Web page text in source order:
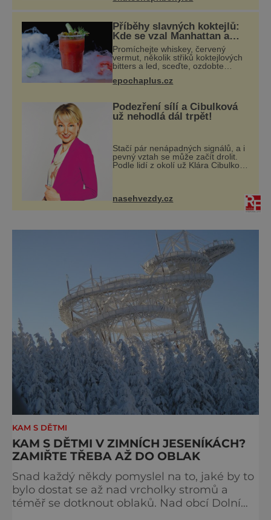
Příběhy slavných koktejlů:
Kde se vzal Manhattan a
Bloody Mary?
Promíchejte whiskey, červený
vermut, několik střiků koktejlových
bitters a led, sceďte, ozdobte
Manhattan je tu! A pokud to má být
epochaplus.cz
Podezření sílí a Cibulková
už nehodlá dál trpět!
Stačí pár nenápadných signálů, a i
pevný vztah se může začít drolit.
Podle lidí z okolí už Klára Cibulková
nasehvezdy.cz
KAM S DĚTMI
KAM S DĚTMI V ZIMNÍCH JESENÍKÁCH?
ZAMIŘTE TŘEBA AŽ DO OBLAK
Snad každý někdy pomyslel na to, jaké by to
bylo dostat se až nad vrcholky stromů a
téměř se dotknout oblaků. Nad obcí Dolní